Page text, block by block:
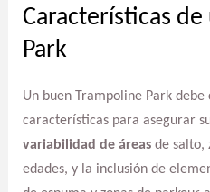
Características
Park
Un buen Trampoline Park
características para asegurar
variabilidad de áreasde salto,
edades, y la inclusión de